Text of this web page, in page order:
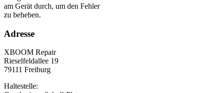
am Gerät durch, um den Fehler
zu beheben.
Adresse
XBOOM Repair
Rieselfeldallee 19
79111 Freiburg
Haltestelle: